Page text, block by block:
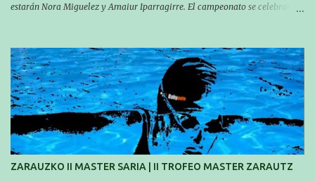
estarán Nora Miguelez y Amaiur Iparragirre. El campeonato se celebrará
sábado por la tarde a las 16:30. Por otro lado, otro grupo pequeño actuará
en el polideportivo Antzizar de Beasain en el XXIIIº memorial Leire
Contreras , en una mañana popular festiva organizada por el club Igartza.
Las pruebas empezarán a las 10:30, a las 11:30 habrá pruebas populares
australianas y después habrá un almuerzo para todos y todas las
participantes. Toda la información sobre convocatorias y competiciones la
encontraréis en nuestra web, en el siguiente enlace:
https://www.es.buruntzaldeaikt.eus/competici%C3%B3n/egutegia#h.9xisch
p06awl ¡Mucha suert...
ZARAUZKO II MASTER SARIA | II TROFEO MASTER ZARAUTZ